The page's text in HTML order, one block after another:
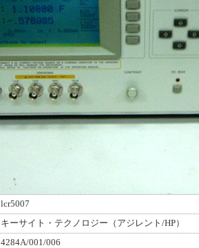
lcr5007
キーサイト・テクノロジー（アジレント/HP）
4284A/001/006